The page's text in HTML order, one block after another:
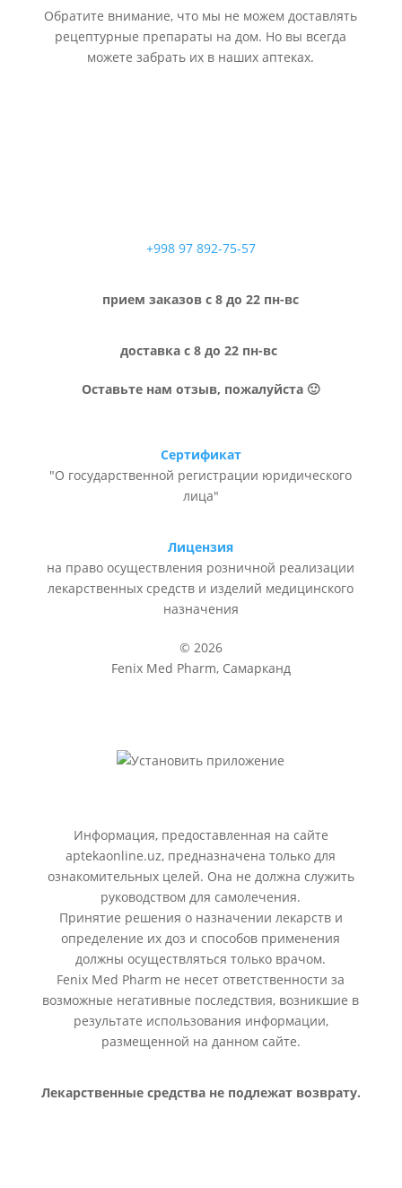
Обратите внимание, что мы не можем доставлять
рецептурные препараты на дом. Но вы всегда
можете забрать их в наших аптеках.
+998 97 892-75-57
прием заказов с 8 до 22 пн-вс
доставка с 8 до 22 пн-вс
Оставьте нам отзыв, пожалуйста 🙂
Сертификат
"О государственной регистрации юридического
лица"
Лицензия
на право осуществления розничной реализации
лекарственных средств и изделий медицинского
назначения
© 2026
Fenix Med Pharm, Самарканд
Информация, предоставленная на сайте
aptekaonline.uz, предназначена только для
ознакомительных целей. Она не должна служить
руководством для самолечения.
Принятие решения о назначении лекарств и
определение их доз и способов применения
должны осуществляться только врачом.
Fenix Med Pharm не несет ответственности за
возможные негативные последствия, возникшие в
результате использования информации,
размещенной на данном сайте.
Лекарственные средства не подлежат возврату.